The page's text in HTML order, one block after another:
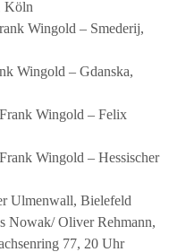
Köln
Wingold – Smederij,
Wingold – Gdanska,
Wingold – Felix
Wingold – Hessischer
Ulmenwall, Bielefeld
Nowak/ Oliver Rehmann,
77, 20 Uhr